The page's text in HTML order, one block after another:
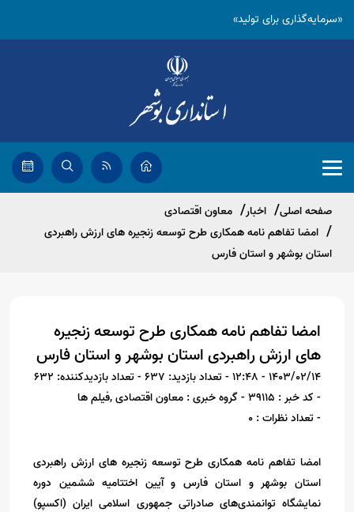
«سرمایه‌گذاری برای تولید»
صفحه اصلی اخبار
معاون اقتصادی
امضا تفاهم نامه همکاری طرح توسعه زنجیره های ارزش راهبردی
استان بوشهر و استان فارس
امضا تفاهم نامه همکاری طرح توسعه زنجیره
های ارزش راهبردی استان بوشهر و استان فارس
1403/02/14 - 12:48 - تعداد بازدید: 637
- تعداد بازدیدکننده: 632
- کد خبر : 39115
- گروه خبری : معاون اقتصادی ,فیلم ها
- تعداد نظرات : 0
امضا تفاهم نامه همکاری طرح توسعه زنجیره های ارزش راهبردی
استان بوشهر و استان فارس و آیین اختتامیه ششمین دوره
نمایشگاه توانمندی‌های صادراتی جمهوری اسلامی ایران (اکسپو)